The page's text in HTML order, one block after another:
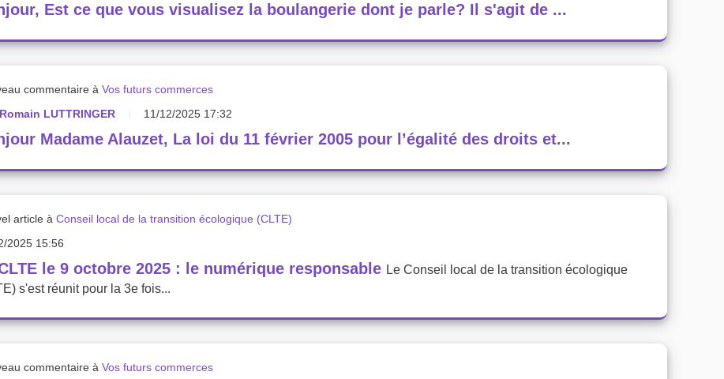
Est ce que vous visualisez la boulangerie dont je parle? Il s'agit de ...
commentaire à Vos futurs commerces
Romain LUTTRINGER
11/12/2025 17:32
Madame Alauzet, La loi du 11 février 2005 pour l’égalité des droits et...
article à Conseil local de la transition écologique (CLTE)
2025 15:56
le 9 octobre 2025 : le numérique responsable Le Conseil local de la transition écologique
s'est réunit pour la 3e fois...
commentaire à Vos futurs commerces